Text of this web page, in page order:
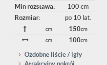
Min rozstawa:
100 cm
Rozmiar:
po 10 lat.
cm 150cm
cm
100cm
Ozdobne liście / igły